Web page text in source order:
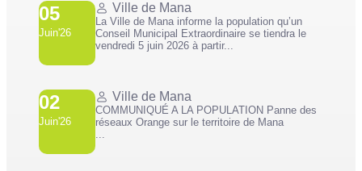
05
Juin'26
Ville de Mana
La Ville de Mana informe la population qu’un
Conseil Municipal Extraordinaire se tiendra le
vendredi 5 juin 2026 à partir...
02
Juin'26
Ville de Mana
COMMUNIQUÉ A LA POPULATION Panne des
réseaux Orange sur le territoire de Mana
...